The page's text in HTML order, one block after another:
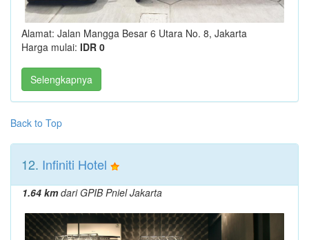
Alamat: Jalan Mangga Besar 6 Utara No. 8, Jakarta
Harga mulai: IDR 0
Selengkapnya
Back to Top
12. Infiniti Hotel
1.64 kmdari GPIB Pniel Jakarta